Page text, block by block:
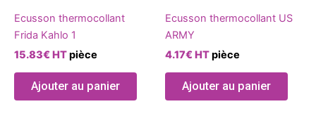
Ecusson thermocollant
Frida Kahlo 1
15.83€HTpièce
Ajouter au panier
Ecusson thermocollant US
ARMY
4.17€HTpièce
Ajouter au panier